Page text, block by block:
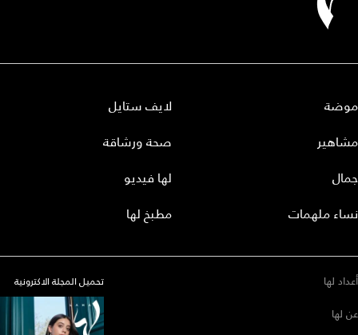
موضة
مشاهير
جمال
نساء ملهمات
لايف ستايل
صحة ورشاقة
لها فيديو
مطبخ لها
أعداد لها
عن لها
تحميل المجلة الاكترونية